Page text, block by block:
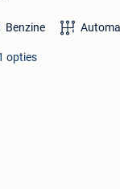
Benzine
opties